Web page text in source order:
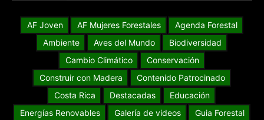
AF Joven AF Mujeres Forestales
Agenda Forestal
Ambiente
Aves del Mundo
Biodiversidad
Cambio Climático
Conservación
Construir con Madera
Contenido Patrocinado
Costa Rica
Destacadas
Educación
Energías Renovables
Galería de videos
Guia Forestal